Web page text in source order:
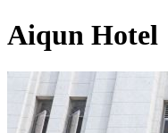
Aiqun Hotel